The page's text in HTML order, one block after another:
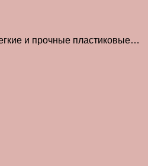
и прочные пластиковые…